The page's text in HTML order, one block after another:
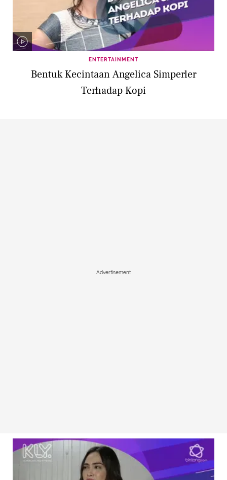
ENTERTAINMENT
Bentuk Kecintaan Angelica Simperler
Terhadap Kopi
Advertisement